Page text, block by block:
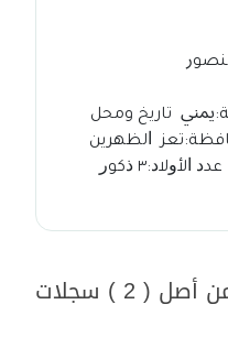
تاريخ ومحل
ﺃﻏﺴﻄﺲ 1982ﻡﳏﺎﻓﻈﺔ:ﺗﻌﺰ ﺍﻟﻈﻬﺮﻳﻦ
ﺻﻠﻮاﳊﺎﻟﺔ ﺍﻻﺟﺘﻤﺎﻋﻴﺔ :ﻣﺘﺰﻭﺝ ﻋﺪﺩ ﺍﻷﻭﻻﺩ:٣ ﺫﻛﻮﺭ